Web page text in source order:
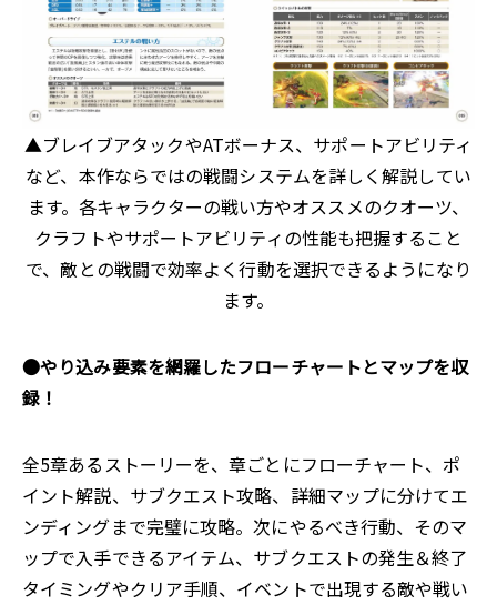
▲ブレイブアタックやATボーナス、サポートアビリティ
など、本作ならではの戦闘システムを詳しく解説してい
ます。各キャラクターの戦い方やオススメのクオーツ、
クラフトやサポートアビリティの性能も把握すること
で、敵との戦闘で効率よく行動を選択できるようになり
ます。
●やり込み要素を網羅したフローチャートとマップを収
録！
全5章あるストーリーを、章ごとにフローチャート、ポ
イント解説、サブクエスト攻略、詳細マップに分けてエ
ンディングまで完璧に攻略。次にやるべき行動、そのマ
ップで入手できるアイテム、サブクエストの発生＆終了
タイミングやクリア手順、イベントで出現する敵や戦い